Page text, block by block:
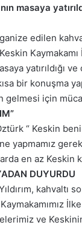
masaya
edilen
Keskin
yatırıldığı
bir konuşma
gelmesi için
“ Keskin
yapmamız
en az Keskin
DUYURDU
kahvaltı
ve